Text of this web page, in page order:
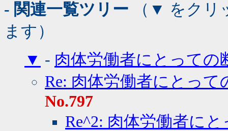
- 関連一覧ツリー （▼ をクリ
ます）
▼ - 肉体労働者にとっての
Re: 肉体労働者にとって
No.797
Re^2: 肉体労働者に